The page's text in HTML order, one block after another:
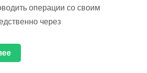
операции со своим
через